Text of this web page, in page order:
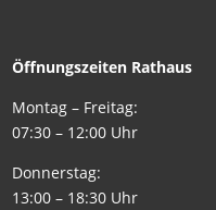
Öffnungszeiten Rathaus
Montag – Freitag:
07:30 – 12:00 Uhr
Donnerstag:
13:00 – 18:30 Uhr